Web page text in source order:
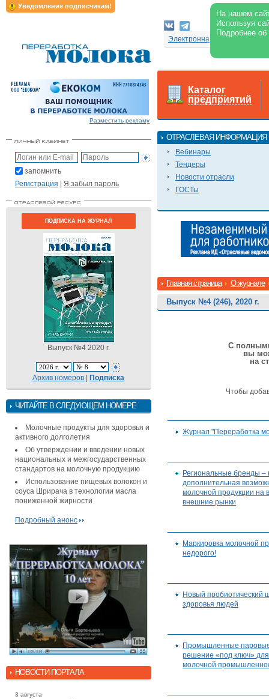
Уведомление подписчикам!
На нашем
Используя
Подробнее
Электронная версия
Разместить рекламу
запомнить
Регистрация | Я забыл пароль
ПОДПИСКА НА ЖУРНАЛ
Выпуск №4 2020 г.
Архив номеров |Подписка
ЧИТАЙТЕ В СЛЕДУЮЩЕМ НОМЕРЕ
Молочные продукты для здоровья и
активного долголетия
Об утверждении и введении новых
национальных и межгосударственных
стандартов на молочную продукцию
Использование пищевых волокон и
соуса Шрирача в технологии масла
пониженной жирности
Подробный анонс
НОВОСТИ ПОРТАЛА
3 августа
Каталог
предприятий
ОТРАСЛЕВАЯ ИНФОРМАЦИЯ
Вебинары
Тендеры
Новости отрасли
ГОСТы
Главная страница О журнале
Выпуск №4 (246), 2020 г.
С
вы
на
Чтобы
Журнал "Переработка
Региональные бренды –
дополнительная
молочной продукции на
внешние рынки
Маркировка молочной
недорого!
Новый пробиотический
здоровья людей
Промышленные
решение «под ключ»
молочной